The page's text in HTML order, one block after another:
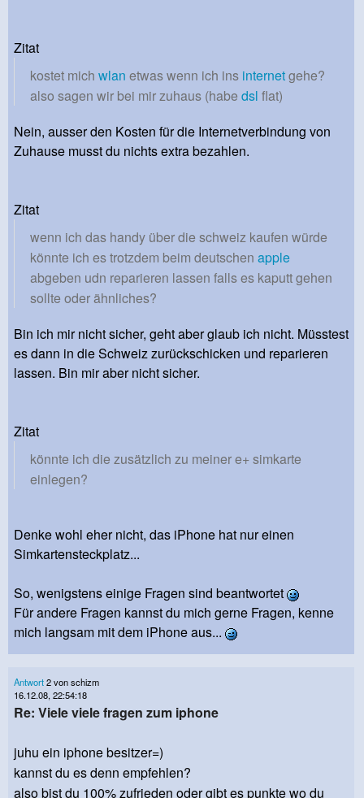
Zitat
kostet mich wlan etwas wenn ich ins internetgehe?
also sagen wir bei mir zuhaus (habe dsl flat)
Nein, ausser den Kosten für die Internetverbindung von
Zuhause musst du nichts extra bezahlen.
Zitat
wenn ich das handy über die schweiz kaufen würde
könnte ich es trotzdem beim deutschen apple
abgeben udn reparieren lassen falls es kaputt gehen
sollte oder ähnliches?
Bin ich mir nicht sicher, geht aber glaub ich nicht. Müsstest
es dann in die Schweiz zurückschicken und reparieren
lassen. Bin mir aber nicht sicher.
Zitat
könnte ich die zusätzlich zu meiner e+ simkarte
einlegen?
Denke wohl eher nicht, das iPhone hat nur einen
Simkartensteckplatz...
So, wenigstens einige Fragen sind beantwortet
Für andere Fragen kannst du mich gerne Fragen, kenne
mich langsam mit dem iPhone aus...
Antwort2 von schizm
16.12.08, 22:54:18
Re: Viele viele fragen zum iphone
juhu ein iphone besitzer=)
kannst du es denn empfehlen?
also bist du 100% zufrieden oder gibt es punkte wo du